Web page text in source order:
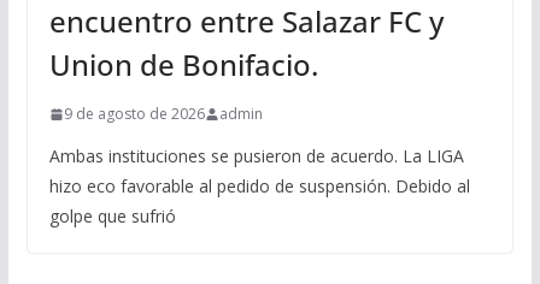
encuentro entre Salazar FC y
Union de Bonifacio.
9 de agosto de 2026 admin
Ambas instituciones se pusieron de acuerdo. La LIGA
hizo eco favorable al pedido de suspensión. Debido al
golpe que sufrió